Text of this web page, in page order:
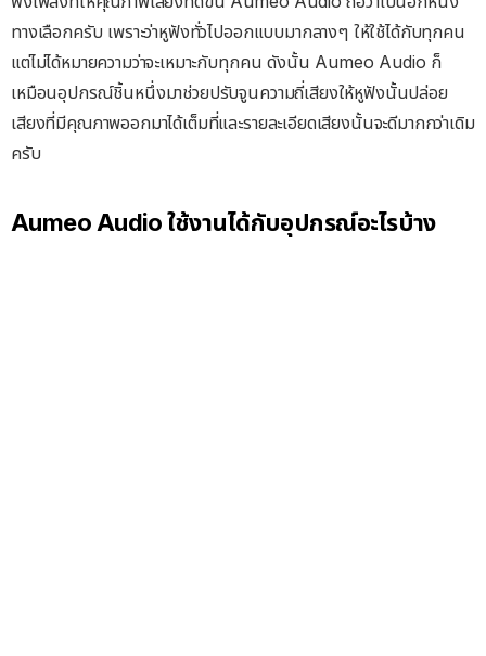
ทางเลือกครับ เพราะว่าหูฟังทั่วไปออกแบบมากลางๆ ให้ใช้ได้กับทุกคน
แต่ไม่ได้หมายความว่าจะเหมาะกับทุกคน ดังนั้น Aumeo Audio ก็
เหมือนอุปกรณ์ชิ้นหนึ่งมาช่วยปรับจูนความถี่เสียงให้หูฟังนั้นปล่อย
เสียงที่มีคุณภาพออกมาได้เต็มที่และรายละเอียดเสียงนั้นจะดีมากกว่าเดิม
ครับ
Aumeo Audio ใช้งานได้กับอุปกรณ์อะไรบ้าง